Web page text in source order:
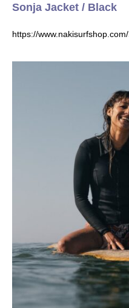
Sonja Jacket / Black
https://